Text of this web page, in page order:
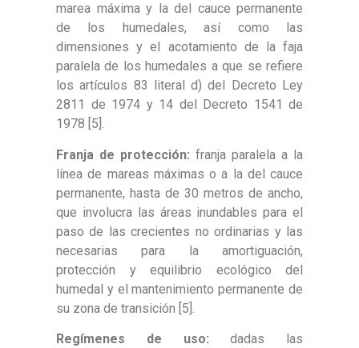
marea máxima y la del cauce permanente
de los humedales, así como las
dimensiones y el acotamiento de la faja
paralela de los humedales a que se refiere
los artículos 83 literal d) del Decreto Ley
2811 de 1974 y 14 del Decreto 1541 de
1978 [5].
Franja de protección: franja paralela a la
línea de mareas máximas o a la del cauce
permanente, hasta de 30 metros de ancho,
que involucra las áreas inundables para el
paso de las crecientes no ordinarias y las
necesarias para la amortiguación,
protección y equilibrio ecológico del
humedal y el mantenimiento permanente de
su zona de transición [5].
Regímenes de uso: dadas las